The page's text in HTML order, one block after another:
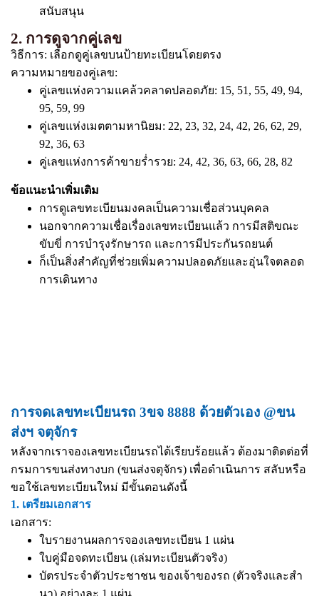
สนับสนุน
2. การดูจากคู่เลข
วิธีการ: เลือกดูคู่เลขบนป้ายทะเบียนโดยตรง
ความหมายของคู่เลข:
คู่เลขแห่งความแคล้วคลาดปลอดภัย: 15, 51, 55, 49, 94,
95, 59, 99
คู่เลขแห่งเมตตามหานิยม: 22, 23, 32, 24, 42, 26, 62, 29,
92, 36, 63
คู่เลขแห่งการค้าขายร่ำรวย: 24, 42, 36, 63, 66, 28, 82
ข้อแนะนำเพิ่มเติม
การดูเลขทะเบียนมงคลเป็นความเชื่อส่วนบุคคล
นอกจากความเชื่อเรื่องเลขทะเบียนแล้ว การมีสติขณะ
ขับขี่ การบำรุงรักษารถ และการมีประกันรถยนต์
ก็เป็นสิ่งสำคัญที่ช่วยเพิ่มความปลอดภัยและอุ่นใจตลอด
การเดินทาง
การจดเลขทะเบียนรถ 3ขจ 8888 ด้วยตัวเอง @ขน
ส่งฯ จตุจักร
หลังจากเราจองเลขทะเบียนรถได้เรียบร้อยแล้ว ต้องมาติดต่อที่
กรมการขนส่งทางบก (ขนส่งจตุจักร) เพื่อดำเนินการ สลับหรือ
ขอใช้เลขทะเบียนใหม่ มีขั้นตอนดังนี้
1. เตรียมเอกสาร
เอกสาร:
ใบรายงานผลการจองเลขทะเบียน 1 แผ่น
ใบคู่มือจดทะเบียน (เล่มทะเบียนตัวจริง)
บัตรประจำตัวประชาชน ของเจ้าของรถ (ตัวจริงและสำ
นา) อย่างละ 1 แผ่น